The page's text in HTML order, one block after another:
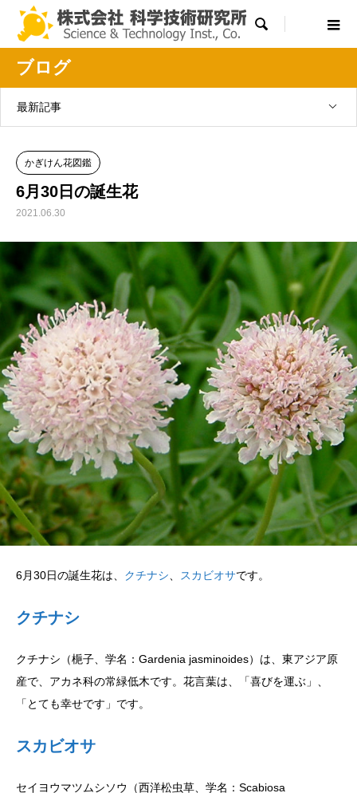

ブログ
最新記事
かぎけん花図鑑
6月30日の誕生花
2021.06.30
6月30日の誕生花は、 クチナシ スカビオサです。
クチナシ
クチナシ（梔子、学名：Gardenia jasminoides）は、東アジア原
産で、アカネ科の常緑低木です。花言葉は、「喜びを運ぶ」、
「とても幸せです」です。
スカビオサ
セイヨウマツムシソウ（西洋松虫草、学名：Scabiosa